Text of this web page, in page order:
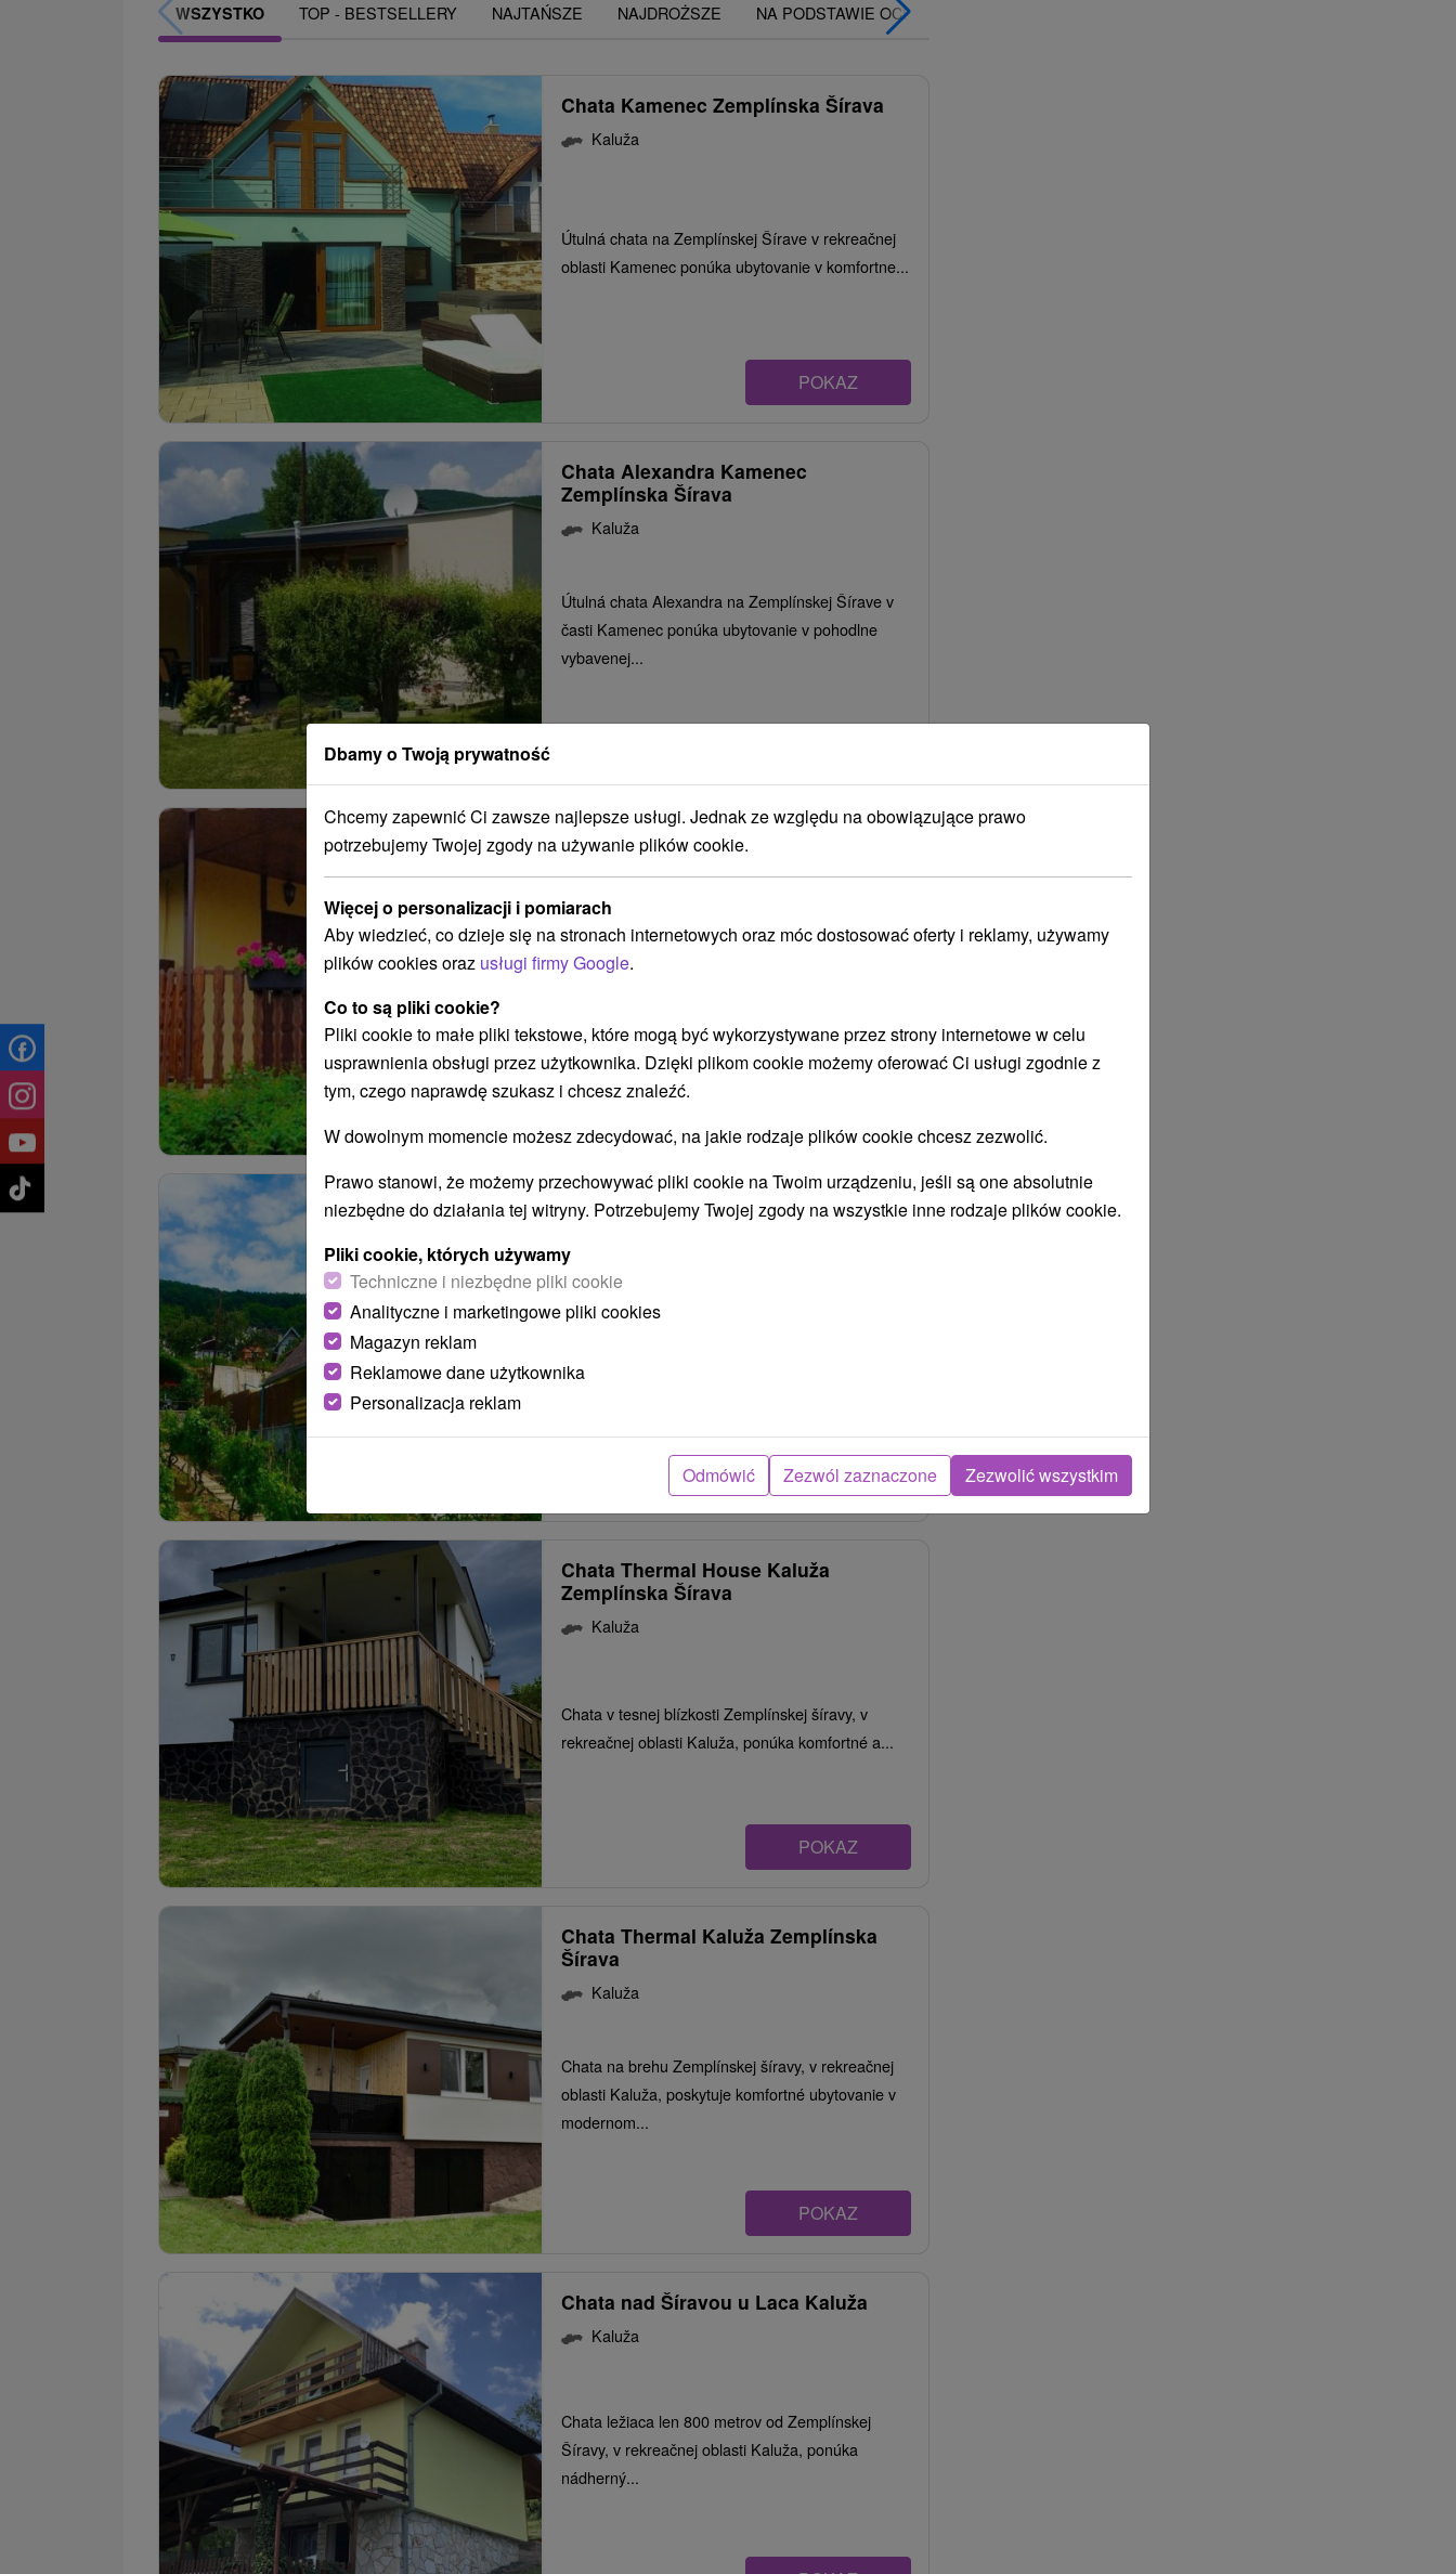
WSZYSTKO TOP - BESTSELLERY NAJTAŃSZE NAJDROŻSZE NA PODSTAWIE OCENY
Chata Kamenec Zemplínska Šírava
Kaluža
Útulná chata na Zemplínskej Šírave v rekreačnej
oblasti Kamenec ponúka ubytovanie v komfortne...
POKAZ
Chata Alexandra Kamenec
Zemplínska Šírava
Kaluža
Útulná chata Alexandra na Zemplínskej Šírave v
časti Kamenec ponúka ubytovanie v pohodlne
vybavenej...
Chata Thermalka Kaluža Zemplínska
Šírava
Chata pri Zemplínskej šírave, v rekreačnom
ubytovanie, ideálne...
Chata Damiva Vinné
Chata v rekreačnej časti Vinné - Hôrka na
v dvoch...
POKAZ
Chata Thermal House Kaluža
Zemplínska Šírava
Kaluža
Chata v tesnej blízkosti Zemplínskej šíravy, v
rekreačnej oblasti Kaluža, ponúka komfortné a...
POKAZ
Chata Thermal Kaluža Zemplínska
Šírava
Kaluža
Chata na brehu Zemplínskej šíravy, v rekreačnej
oblasti Kaluža, poskytuje komfortné ubytovanie v
modernom...
POKAZ
Chata nad Šíravou u Laca Kaluža
Kaluža
Chata ležiaca len 800 metrov od Zemplínskej
Šíravy, v rekreačnej oblasti Kaluža, ponúka
nádherný...
Dbamy o Twoją prywatność
Chcemy zapewnić Ci zawsze najlepsze usługi. Jednak ze względu na obowiązujące prawo
potrzebujemy Twojej zgody na używanie plików cookie.
Więcej o personalizacji i pomiarach
Aby wiedzieć, co dzieje się na stronach internetowych oraz móc dostosować oferty i reklamy, używamy
plików cookies oraz usługi firmy Google.
Co to są pliki cookie?
Pliki cookie to małe pliki tekstowe, które mogą być wykorzystywane przez strony internetowe w celu
usprawnienia obsługi przez użytkownika. Dzięki plikom cookie możemy oferować Ci usługi zgodnie z
tym, czego naprawdę szukasz i chcesz znaleźć.
W dowolnym momencie możesz zdecydować, na jakie rodzaje plików cookie chcesz zezwolić.
Prawo stanowi, że możemy przechowywać pliki cookie na Twoim urządzeniu, jeśli są one absolutnie
niezbędne do działania tej witryny. Potrzebujemy Twojej zgody na wszystkie inne rodzaje plików cookie.
Pliki cookie, których używamy
Techniczne i niezbędne pliki cookie
Analityczne i marketingowe pliki cookies
Magazyn reklam
Reklamowe dane użytkownika
Personalizacja reklam
Odmówić Zezwól zaznaczone Zezwolić wszystkim